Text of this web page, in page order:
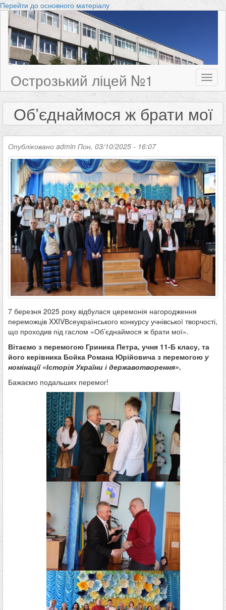
Перейти до основного матеріалу
Острозький ліцей №1
Об’єднаймося ж брати мої
Опубліковано admin Пон, 03/10/2025 - 16:07
7 березня 2025 року відбулася церемонія нагородження
переможців XXIVВсеукраїнського конкурсу учнівської творчості,
що проходив під гаслом «Об’єднаймося ж брати мої».
Вітаємо з перемогою Гриника Петра, учня 11-Б класу, та
його керівника Бойка Романа Юрійовича з перемогою у
номінації «Історія України і державотворення».
Бажаємо подальших перемог!